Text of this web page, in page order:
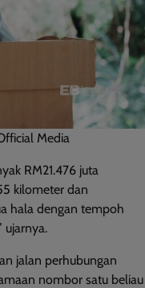
Media
RM21.476 juta
kilometer dan
hala dengan tempoh
ujarnya.
jalan perhubungan
nombor satu beliau